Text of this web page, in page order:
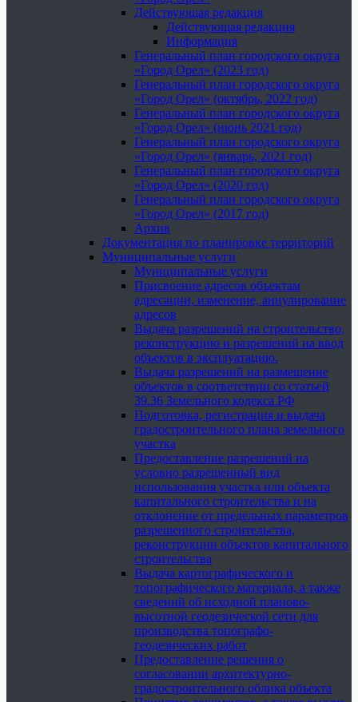
Действующая редакция
Действующая редакция
Информация
Генеральный план городского округа
«Город Орел» (2023 год)
Генеральный план городского округа
«Город Орел» (октябрь, 2022 год)
Генеральный план городского округа
«Город Орел» (июнь 2021 год)
Генеральный план городского округа
«Город Орел» (январь, 2021 год)
Генеральный план городского округа
«Город Орел» (2020 год)
Генеральный план городского округа
«Город Орел» (2017 год)
Архив
Документация по планировке территорий
Муниципальные услуги
Муниципальные услуги
Присвоение адресов объектам
адресации, изменение, аннулирование
адресов
Выдача разрешений на строительство,
реконструкцию и разрешений на ввод
объектов в эксплуатацию.
Выдача разрешений на размещение
объектов в соответствии со статьей
39.36 Земельного кодекса РФ
Подготовка, регистрация и выдача
градостроительного плана земельного
участка
Предоставление разрешений на
условно разрешенный вид
использования участка или объекта
капитального строительства и на
отклонение от предельных параметров
разрешенного строительства,
реконструкции объектов капитального
строительства
Выдача картографического и
топографического материала, а также
сведений об исходной планово-
высотной геодезической сети для
производства топографо-
геодезических работ
Предоставление решения о
согласовании архитектурно-
градостроительного облика объекта